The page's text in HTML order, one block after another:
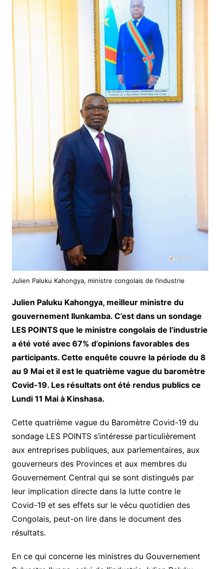
Julien Paluku Kahongya, ministre congolais de l’industrie
Julien Paluku Kahongya, meilleur ministre du
gouvernement Ilunkamba. C’est dans un sondage
LES POINTS que le ministre congolais de l’industrie
a été voté avec 67% d’opinions favorables des
participants. Cette enquête couvre la période du 8
au 9 Mai et il est le quatrième vague du baromètre
Covid-19. Les résultats ont été rendus publics ce
Lundi 11 Mai à Kinshasa.
Cette quatrième vague du Baromètre Covid-19 du
sondage LES POINTS s’intéresse particulièrement
aux entreprises publiques, aux parlementaires, aux
gouverneurs des Provinces et aux membres du
Gouvernement Central qui se sont distingués par
leur implication directe dans la lutte contre le
Covid-19 et ses effets sur le vécu quotidien des
Congolais, peut-on lire dans le document des
résultats.
En ce qui concerne les ministres du Gouvernement